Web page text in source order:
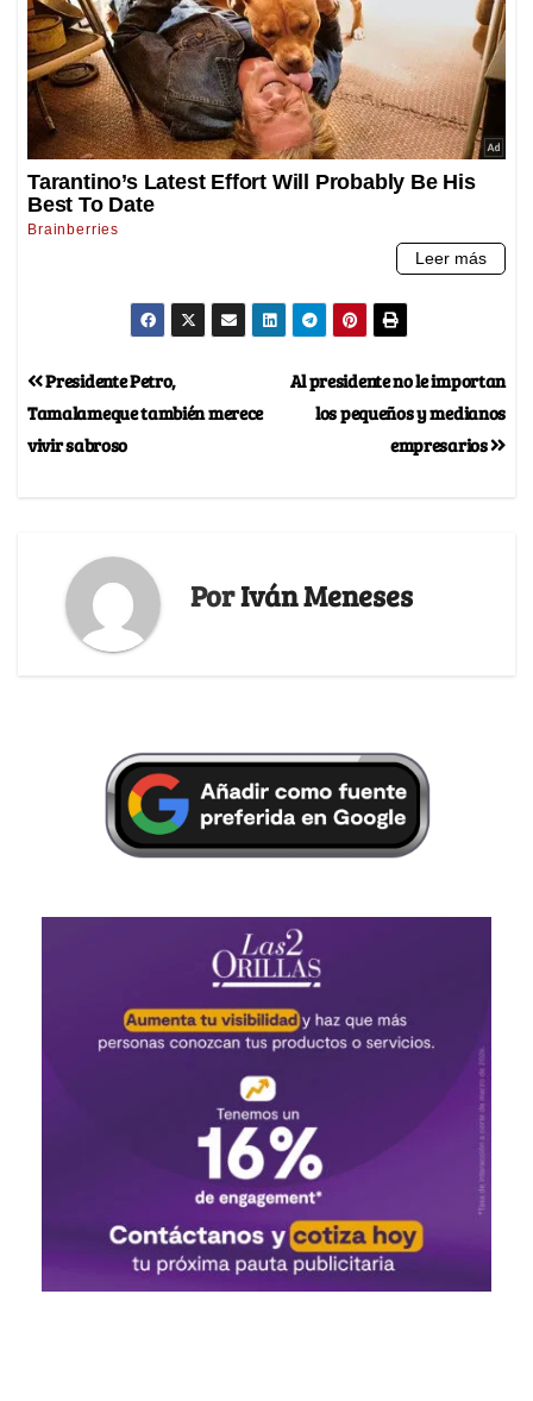
Al presidente no le importan
los pequeños y medianos
empresarios
Presidente Petro,
Tamalameque también merece
vivir sabroso
PorIván Meneses